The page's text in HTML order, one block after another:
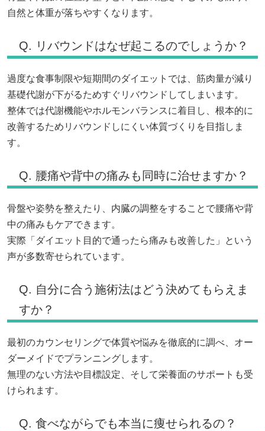
自然と体重が落ちやすくなります。
Q. リバウンドはなぜ起こるのでしょうか？
過度な食事制限や短期間のダイエットでは、筋肉量が減り
基礎代謝が下がるためすぐリバウンドしてしまいます。
整体では代謝機能やホルモンバランスに着目し、根本的に
改善するためリバウンドしにくい体質づくりを目指しま
す。
Q. 腰痛や背中の痛みも同時に治せますか？
骨盤や姿勢を整えたり、内臓の調整をすることで腰痛や背
中の痛みもケアできます。
実際「ダイエット目的で通ったら痛みも改善した」という
声が多数寄せられています。
Q. 自分に合う施術法はどう決めてもらえま
すか？
最初のカウンセリングで体質や悩みを徹底的に調べ、オー
ダーメイドでプランニングします。
無理のない方法や目標設定、そして栄養面のサポートも受
けられます。
Q. 食べながらでも本当に痩せられるの？